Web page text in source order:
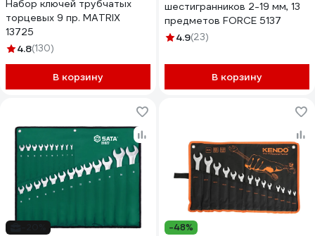
Набор ключей трубчатых
торцевых 9 пр. MATRIX
13725
4.8(130)
В корзину
шестигранников 2-19 мм, 13
предметов FORCE 5137
4.9(23)
В корзину
-48%